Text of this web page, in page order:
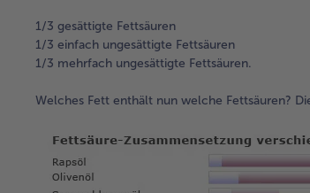
1/3 gesättigte Fettsäuren
1/3 einfach ungesättigte Fettsäuren
1/3 mehrfach ungesättigte Fettsäuren.
Welches Fett enthält nun welche Fettsäuren?